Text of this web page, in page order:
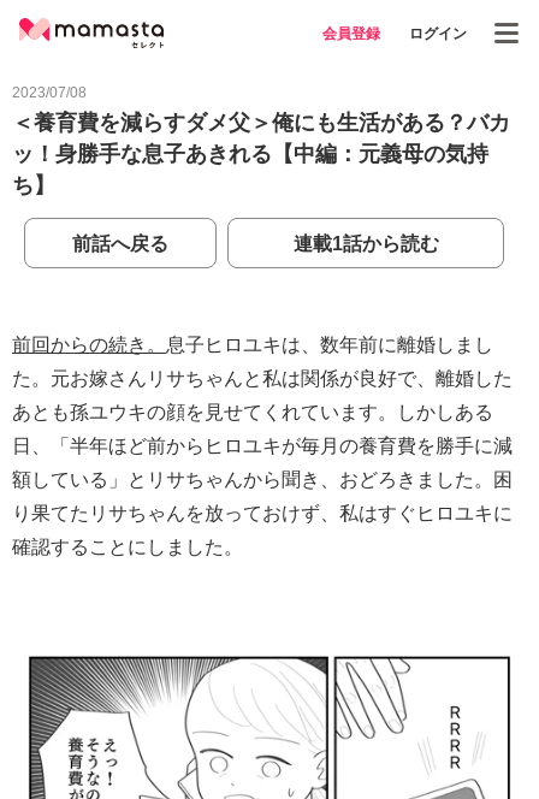
会員登録 ログイン
2023/07/08
＜養育費を減らすダメ父＞俺にも生活がある？バカ
ッ！身勝手な息子あきれる【中編：元義母の気持
ち】
前話へ戻る 連載1話から読む
前回からの続き。 息子ヒロユキは、数年前に離婚しまし
た。元お嫁さんリサちゃんと私は関係が良好で、離婚した
あとも孫ユウキの顔を見せてくれています。しかしある
日、「半年ほど前からヒロユキが毎月の養育費を勝手に減
額している」とリサちゃんから聞き、おどろきました。困
り果てたリサちゃんを放っておけず、私はすぐヒロユキに
確認することにしました。